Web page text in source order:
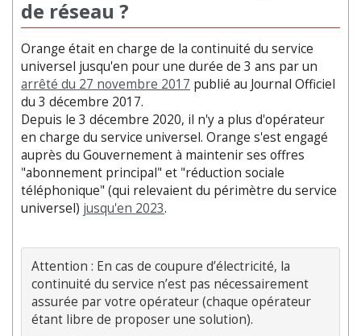
de réseau ?
Orange était en charge de la continuité du service
universel jusqu'en pour une durée de 3 ans par un
arrêté du 27 novembre 2017 publié au Journal Officiel
du 3 décembre 2017.
Depuis le 3 décembre 2020, il n'y a plus d'opérateur
en charge du service universel. Orange s'est engagé
auprès du Gouvernement à maintenir ses offres
"abonnement principal" et "réduction sociale
téléphonique" (qui relevaient du périmètre du service
universel) jusqu'en 2023.
Attention : En cas de coupure d’électricité, la
continuité du service n’est pas nécessairement
assurée par votre opérateur (chaque opérateur
étant libre de proposer une solution).